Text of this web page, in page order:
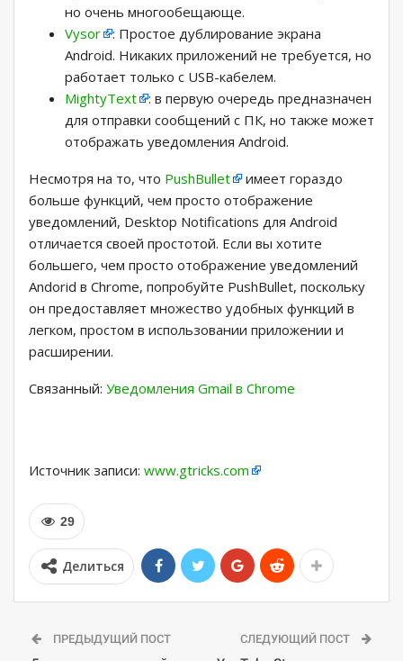
но очень многообещающе.
Vysor
: Простое дублирование экрана
Android. Никаких приложений не требуется, но
работает только с USB-кабелем.
MightyText
: в первую очередь предназначен
для отправки сообщений с ПК, но также может
отображать уведомления Android.
Несмотря на то, что PushBullet
имеет гораздо
больше функций, чем просто отображение
уведомлений, Desktop Notifications для Android
отличается своей простотой. Если вы хотите
большего, чем просто отображение уведомлений
Andorid в Chrome, попробуйте PushBullet, поскольку
он предоставляет множество удобных функций в
легком, простом в использовании приложении и
расширении.
Связанный: Уведомления Gmail в Chrome
Источник записи: www.gtricks.com
29
Делиться
ПРЕДЫДУЩИЙ ПОСТ СЛЕДУЮЩИЙ ПОСТ